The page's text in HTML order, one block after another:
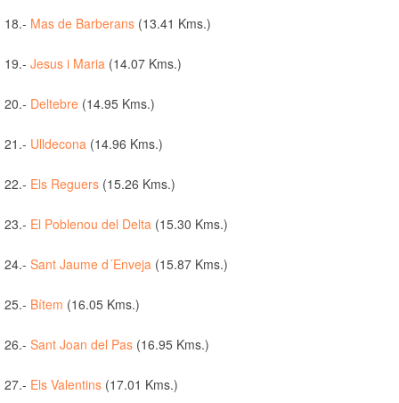
18.- Mas de Barberans (13.41 Kms.)
19.- Jesus i Maria (14.07 Kms.)
20.- Deltebre (14.95 Kms.)
21.- Ulldecona (14.96 Kms.)
22.- Els Reguers (15.26 Kms.)
23.- El Poblenou del Delta (15.30 Kms.)
24.- Sant Jaume d´Enveja (15.87 Kms.)
25.- Bítem (16.05 Kms.)
26.- Sant Joan del Pas (16.95 Kms.)
27.- Els Valentins (17.01 Kms.)